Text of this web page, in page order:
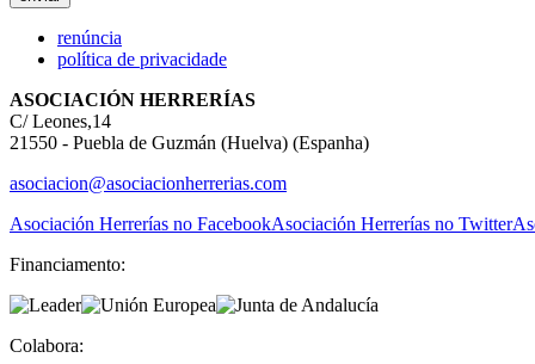
renúncia
política de privacidade
ASOCIACIÓN HERRERÍAS
C/ Leones,14
21550 - Puebla de Guzmán (Huelva) (Espanha)
asociacion@asociacionherrerias.com
Asociación Herrerías no FacebookAsociación Herrerías no Twitter
Financiamento:
Colabora: